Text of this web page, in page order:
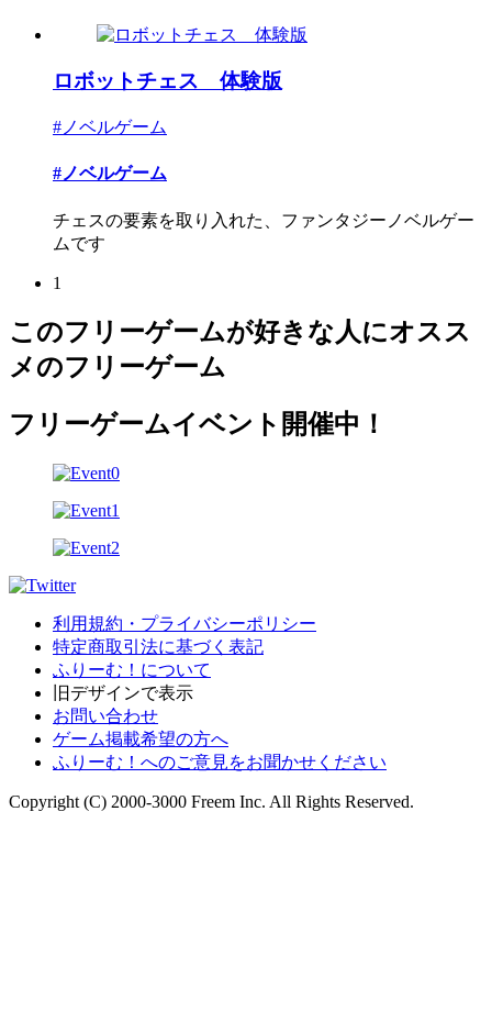
ロボットチェス 体験版
#ノベルゲーム
#ノベルゲーム
チェスの要素を取り入れた、ファンタジーノベルゲー
ムです
1
このフリーゲームが好きな人にオスス
メのフリーゲーム
フリーゲームイベント開催中！
利用規約・プライバシーポリシー
特定商取引法に基づく表記
ふりーむ！について
旧デザインで表示
お問い合わせ
ゲーム掲載希望の方へ
ふりーむ！へのご意見をお聞かせください
Copyright (C) 2000-3000 Freem Inc. All Rights Reserved.